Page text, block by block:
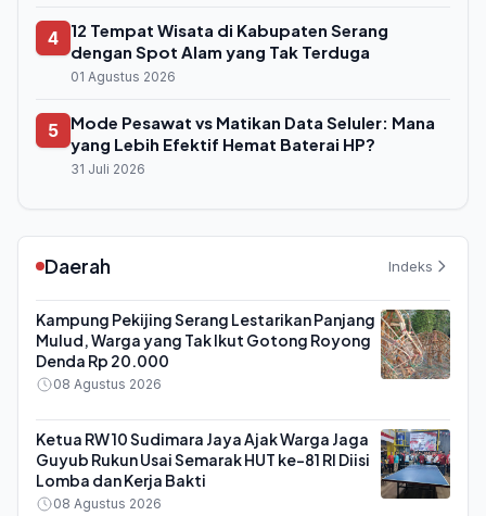
4
12 Tempat Wisata di Kabupaten Serang
dengan Spot Alam yang Tak Terduga
01 Agustus 2026
5
Mode Pesawat vs Matikan Data Seluler: Mana
yang Lebih Efektif Hemat Baterai HP?
31 Juli 2026
Daerah Indeks
Kampung Pekijing Serang Lestarikan Panjang
Mulud, Warga yang Tak Ikut Gotong Royong
Denda Rp 20.000
08 Agustus 2026
Ketua RW 10 Sudimara Jaya Ajak Warga Jaga
Guyub Rukun Usai Semarak HUT ke-81 RI Diisi
Lomba dan Kerja Bakti
08 Agustus 2026